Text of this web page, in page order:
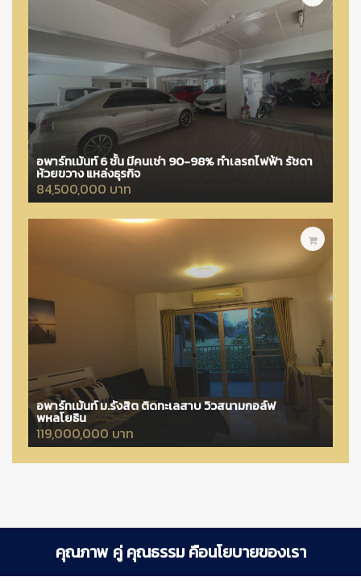
อพาร์ทเม้นท์ 6 ชั้น มีคนเช่า 90-98% ทำเลรถไฟฟ้า รัชดา
ห้วยขวาง แหล่งธุรกิจ
84,500,000 บาท
อพาร์ทเม้นท์ ม.รังสิต ติดทะเลสาบ วิวสนามกอล์ฟ
พหลโยธิน
119,000,000 บาท
คุณภาพ คู่ คุณธรรม คือนโยบายของเรา